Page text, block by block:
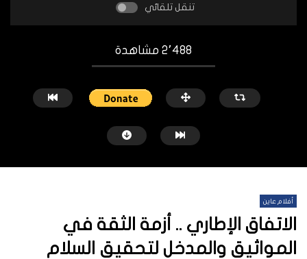
تنقل تلقائي
2٬488 مشاهدة
أفلام عاين
الاتفاق الإطاري .. أزمة الثقة في
المواثيق والمدخل لتحقيق السلام